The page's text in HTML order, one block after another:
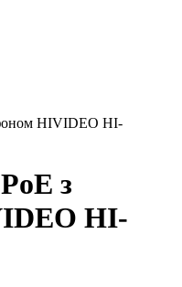
HIVIDEO HI-
з
HI-